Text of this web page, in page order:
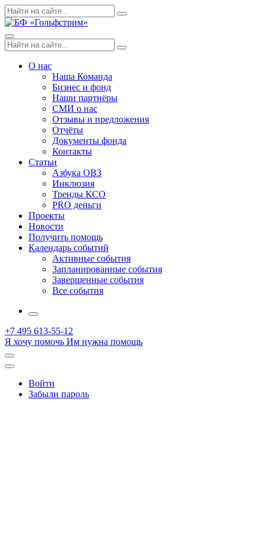
Skip
to
Поиск
по:
Search
Menu
Поиск
по:
Search
О нас
Наша Команда
Бизнес и фонд
Наши партнёры
СМИ о нас
Отзывы и предложения
Отчёты
Документы фонда
Контакты
Статьи
Азбука ОВЗ
Инклюзия
Тренды КСО
PRO деньги
Проекты
Новости
Получить помощь
Календарь событий
Активные события
Запланированные события
Завершенные события
Все события
More
+7 495 613-55-12
Я хочу помочь Им нужна помощь
Открыть
поиск
Профиль
Войти
Забыли пароль